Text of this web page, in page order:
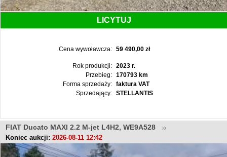
LICYTUJ
Cena wywoławcza: 59 490,00 zł
Rok produkcji:
2023 r.
Przebieg:
170793 km
Forma sprzedaży:
faktura VAT
Sprzedający:
STELLANTIS
FIAT Ducato MAXI 2.2 M-jet L4H2, WE9A528
Koniec aukcji: 2026-08-11 12:42